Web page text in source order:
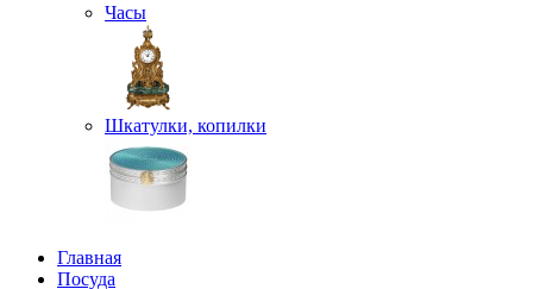
Часы
Шкатулки, копилки
Главная
Посуда